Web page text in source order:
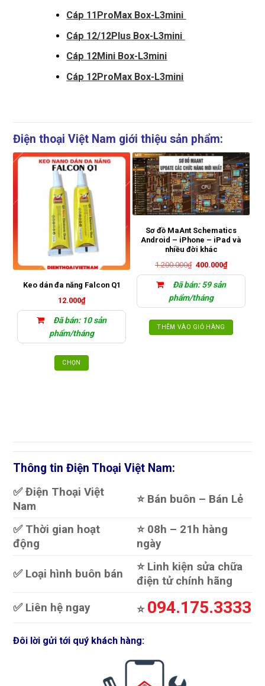
Cáp 11ProMax Box-L3mini
Cáp 12/12Plus Box-L3mini
Cáp 12Mini Box-L3mini
Cáp 12ProMax Box-L3mini
Điện thoại Việt Nam giới thiệu sản phẩm:
Keo dán đa năng Falcon Q1
12.000₫
Đã bán: 10 sản
phẩm/tháng
CHỌN
tùy
có
chọn
phẩm
Sơ đồ MaAnt Schematics
Android – iPhone – iPad và
nhiều đời khác
1.200.000₫ Giá
là:
1.200.000₫.
400.000₫Giá
hiện
tại
là:
Đã bán: 59 sản
phẩm/tháng
THÊM VÀO GIỎ HÀNG
Thông tin Điện Thoại Việt Nam:
✅ Điện Thoại Việt
Nam
⭐️ Bán buôn – Bán Lẻ
✅ Thời gian hoạt
động
⭐️ 08h – 21h hàng
ngày
✅ Loại hình buôn bán
⭐️ Linh kiện sửa chữa
điện tử chính hãng
✅ Liên hệ ngay
⭐️ 094.175.3333
Đôi lời gửi tới quý khách hàng: